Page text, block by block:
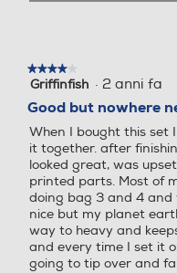
★★★★★
★★★★★
4
5
stelle.
Griffinfish · 2 anni fa
Good but nowhere
When I bought this set
it together. after
looked great, was
printed parts. Most of
doing bag 3 and 4 and
nice but my planet
way to heavy and
and every time I set it
going to tip over and